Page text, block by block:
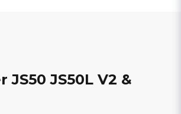
JS50L V2 &